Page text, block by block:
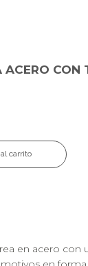
CON
carrito
en acero con